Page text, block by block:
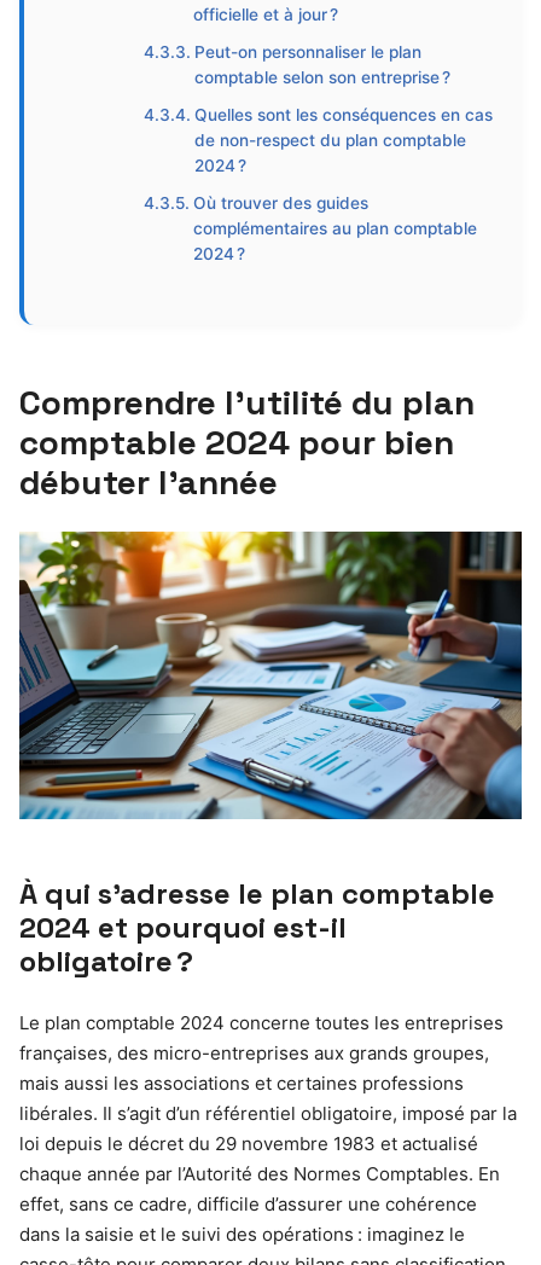
officielle et à jour ?
Peut-on personnaliser le plan
comptable selon son entreprise ?
Quelles sont les conséquences en cas
de non-respect du plan comptable
2024 ?
Où trouver des guides
complémentaires au plan comptable
2024 ?
Comprendre l’utilité du plan
comptable 2024 pour bien
débuter l’année
À qui s’adresse le plan comptable
2024 et pourquoi est-il
obligatoire ?
Le plan comptable 2024 concerne toutes les entreprises
françaises, des micro-entreprises aux grands groupes,
mais aussi les associations et certaines professions
libérales. Il s’agit d’un référentiel obligatoire, imposé par la
loi depuis le décret du 29 novembre 1983 et actualisé
chaque année par l’Autorité des Normes Comptables. En
effet, sans ce cadre, difficile d’assurer une cohérence
dans la saisie et le suivi des opérations : imaginez le